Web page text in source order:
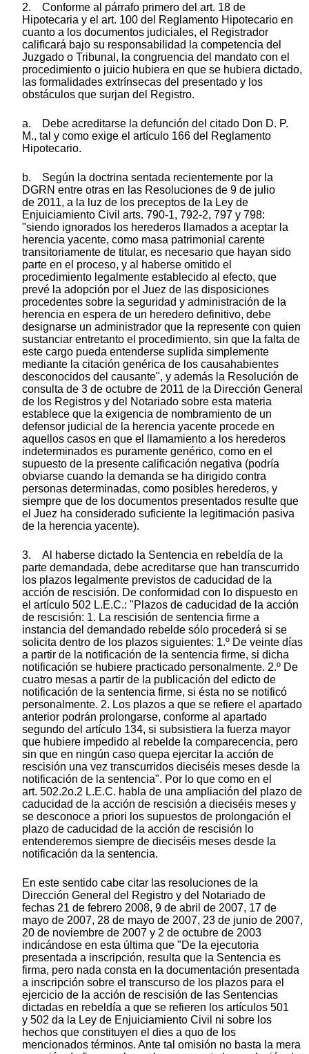
2. Conforme al párrafo primero del art. 18 de
Hipotecaria y el art. 100 del Reglamento Hipotecario en
cuanto a los documentos judiciales, el Registrador
calificará bajo su responsabilidad la competencia del
Juzgado o Tribunal, la congruencia del mandato con el
procedimiento o juicio hubiera en que se hubiera dictado,
las formalidades extrínsecas del presentado y los
obstáculos que surjan del Registro.
a. Debe acreditarse la defunción del citado Don D. P.
M., tal y como exige el artículo 166 del Reglamento
Hipotecario.
b. Según la doctrina sentada recientemente por la
DGRN entre otras en las Resoluciones de 9 de julio
de 2011, a la luz de los preceptos de la Ley de
Enjuiciamiento Civil arts. 790-1, 792-2, 797 y 798:
"siendo ignorados los herederos llamados a aceptar la
herencia yacente, como masa patrimonial carente
transitoriamente de titular, es necesario que hayan sido
parte en el proceso, y al haberse omitido el
procedimiento legalmente establecido al efecto, que
prevé la adopción por el Juez de las disposiciones
procedentes sobre la seguridad y administración de la
herencia en espera de un heredero definitivo, debe
designarse un administrador que la represente con quien
sustanciar entretanto el procedimiento, sin que la falta de
este cargo pueda entenderse suplida simplemente
mediante la citación genérica de los causahabientes
desconocidos del causante", y además la Resolución de
consulta de 3 de octubre de 2011 de la Dirección General
de los Registros y del Notariado sobre esta materia
establece que la exigencia de nombramiento de un
defensor judicial de la herencia yacente procede en
aquellos casos en que el llamamiento a los herederos
indeterminados es puramente genérico, como en el
supuesto de la presente calificación negativa (podría
obviarse cuando la demanda se ha dirigido contra
personas determinadas, como posibles herederos, y
siempre que de los documentos presentados resulte que
el Juez ha considerado suficiente la legitimación pasiva
de la herencia yacente).
3. Al haberse dictado la Sentencia en rebeldía de la
parte demandada, debe acreditarse que han transcurrido
los plazos legalmente previstos de caducidad de la
acción de rescisión. De conformidad con lo dispuesto en
el artículo 502 L.E.C.: "Plazos de caducidad de la acción
de rescisión: 1. La rescisión de sentencia firme a
instancia del demandado rebelde sólo procederá si se
solicita dentro de los plazos siguientes: 1.º De veinte días
a partir de la notificación de la sentencia firme, si dicha
notificación se hubiere practicado personalmente. 2.º De
cuatro mesas a partir de la publicación del edicto de
notificación de la sentencia firme, si ésta no se notificó
personalmente. 2. Los plazos a que se refiere el apartado
anterior podrán prolongarse, conforme al apartado
segundo del artículo 134, si subsistiera la fuerza mayor
que hubiere impedido al rebelde la comparecencia, pero
sin que en ningún caso quepa ejercitar la acción de
rescisión una vez transcurridos dieciséis meses desde la
notificación de la sentencia". Por lo que como en el
art. 502.2o.2 L.E.C. habla de una ampliación del plazo de
caducidad de la acción de rescisión a dieciséis meses y
se desconoce a priori los supuestos de prolongación el
plazo de caducidad de la acción de rescisión lo
entenderemos siempre de dieciséis meses desde la
notificación da la sentencia.
En este sentido cabe citar las resoluciones de la
Dirección General del Registro y del Notariado de
fechas 21 de febrero 2008, 9 de abril de 2007, 17 de
mayo de 2007, 28 de mayo de 2007, 23 de junio de 2007,
20 de noviembre de 2007 y 2 de octubre de 2003
indicándose en esta última que "De la ejecutoria
presentada a inscripción, resulta que la Sentencia es
firma, pero nada consta en la documentación presentada
a inscripción sobre el transcurso de los plazos para el
ejercicio de la acción de rescisión de las Sentencias
dictadas en rebeldía a que se refieren los artículos 501
y 502 da la Ley de Enjuiciamiento Civil ni sobre los
hechos que constituyen el dies a quo de los
mencionados términos. Ante tal omisión no basta la mera